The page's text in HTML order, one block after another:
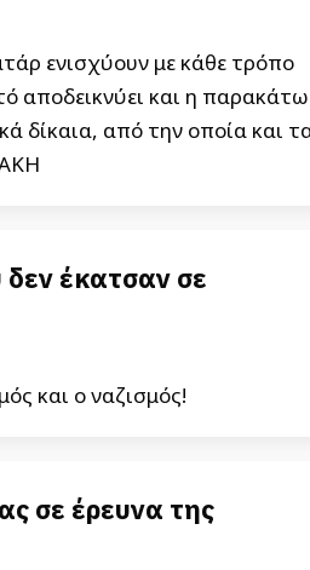
ενισχύουν με κάθε τρόπο
αποδεικνύει και η παρακάτω
δίκαια, από την οποία και
έκατσαν σε
και ο ναζισμός!
σε έρευνα της